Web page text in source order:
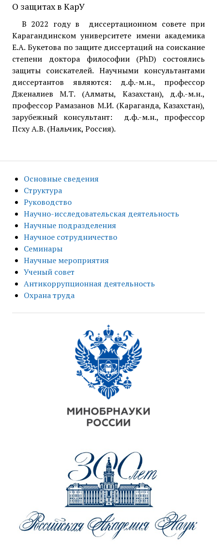
Основные сведения
Структура
Руководство
Научно-исследовательская деятельность
Научные подразделения
Научное сотрудничество
Семинары
Научные мероприятия
Ученый совет
Антикоррупционная деятельность
Охрана труда
О защитах в КарУ
В 2022 году в диссертационном совете при
Карагандинском университете имени академика
Е.А. Букетова по защите диссертаций на соискание
степени доктора философии (PhD) состоялись
защиты соискателей. Научными консультантами
диссертантов являются: д.ф.-м.н., профессор
Дженалиев М.Т. (Алматы, Казахстан), д.ф.-м.н.,
профессор Рамазанов М.И. (Караганда, Казахстан),
зарубежный консультант: д.ф.-м.н., профессор
Псху А.В. (Нальчик, Россия).